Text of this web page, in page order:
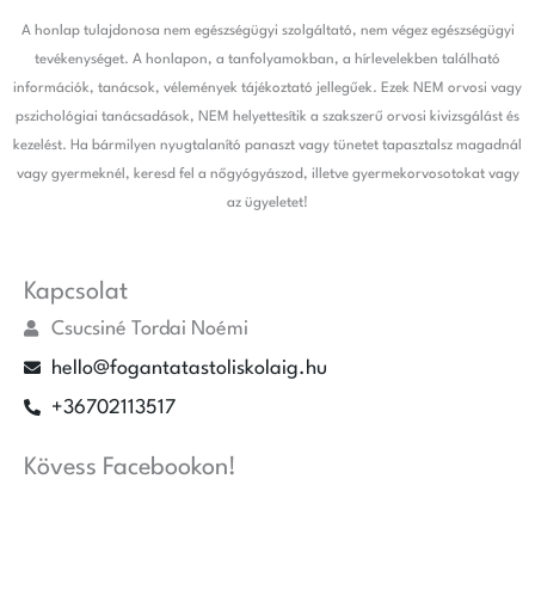
A honlap tulajdonosa nem egészségügyi szolgáltató, nem végez egészségügyi
tevékenységet. A honlapon, a tanfolyamokban, a hírlevelekben található
információk, tanácsok, vélemények tájékoztató jellegűek. Ezek NEM orvosi vagy
pszichológiai tanácsadások, NEM helyettesítik a szakszerű orvosi kivizsgálást és
kezelést. Ha bármilyen nyugtalanító panaszt vagy tünetet tapasztalsz magadnál
vagy gyermeknél, keresd fel a nőgyógyászod, illetve gyermekorvosotokat vagy
az ügyeletet!
Kapcsolat
Csucsiné Tordai Noémi
hello@fogantatastoliskolaig.hu
+36702113517
Kövess Facebookon!